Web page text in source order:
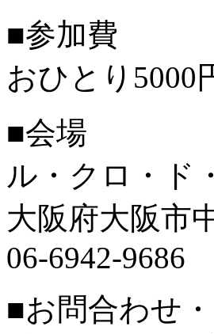
■参加費
おひとり
■会場
ル・クロ・ド
大阪府大阪市
06-6942-9686
■お問合わせ